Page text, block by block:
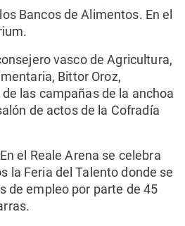
Bancos de Alimentos. En el
vasco de Agricultura,
Bittor Oroz,
las campañas de la anchoa
de actos de la Cofradía
el Reale Arena se celebra
la Feria del Talento donde se
de empleo por parte de 45